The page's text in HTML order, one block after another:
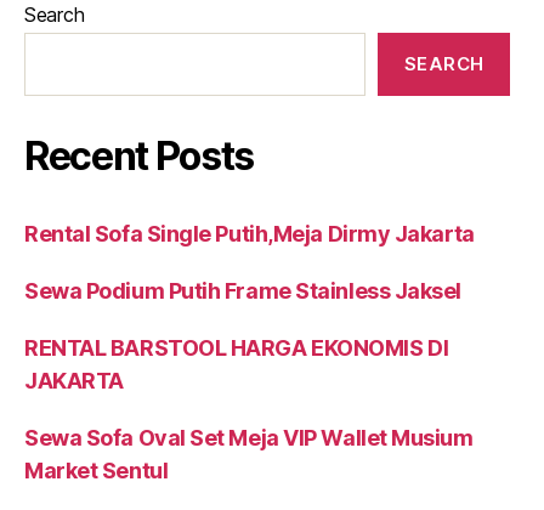
Search
SEARCH
Recent Posts
Rental Sofa Single Putih,Meja Dirmy Jakarta
Sewa Podium Putih Frame Stainless Jaksel
RENTAL BARSTOOL HARGA EKONOMIS DI
JAKARTA
Sewa Sofa Oval Set Meja VIP Wallet Musium
Market Sentul